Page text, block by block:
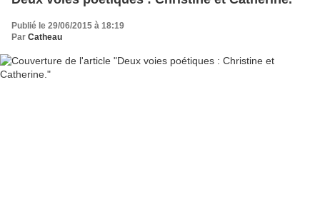
Publié le 29/06/2015 à 18:19
Par Catheau